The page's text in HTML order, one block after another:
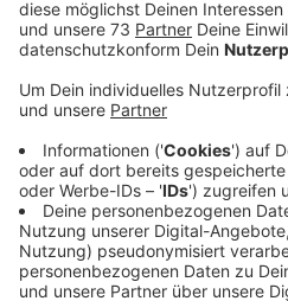
Anzeige
Nasses Frühjahr sorgt
Anzeige
Bocholt berichtet, dass in
einziges Nest entdeckt